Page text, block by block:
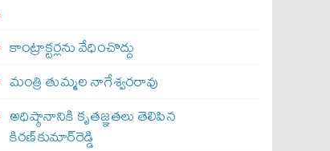
కాంట్రాక్టర్లను వేధించొద్దు
మంత్రి తుమ్మల నాగేశ్వరరావు
అధిష్ఠానానికి కృతజ్ఞతలు తెలిపిన
కిరణ్‌కుమార్‌రెడ్డి